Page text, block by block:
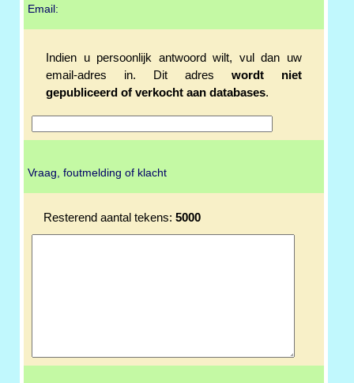
Email:
Indien u persoonlijk antwoord wilt, vul dan uw
email-adres in. Dit adres wordt niet
gepubliceerd of verkocht aan databases.
Vraag, foutmelding of klacht
Resterend aantal tekens: 5000